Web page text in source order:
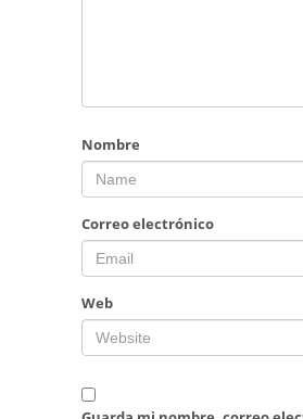
Nombre
Correo electrónico
Web